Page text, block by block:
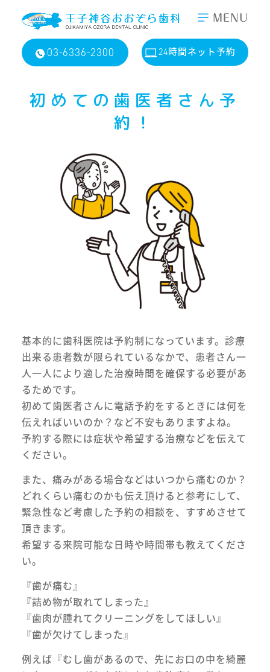
MENU
03-6336-2300 24時間ネット予約
初めての歯医者さん予
約！
基本的に歯科医院は予約制になっています。診療
出来る患者数が限られているなかで、患者さん一
人一人により適した治療時間を確保する必要があ
るためです。
初めて歯医者さんに電話予約をするときには何を
伝えればいいのか？など不安もありますよね。
予約する際には症状や希望する治療などを伝えて
ください。
また、痛みがある場合などはいつから痛むのか？
どれくらい痛むのかも伝え頂けると参考にして、
緊急性など考慮した予約の相談を、すすめさせて
頂きます。
希望する来院可能な日時や時間帯も教えてくださ
い。
『歯が痛む』
『詰め物が取れてしまった』
『歯肉が腫れてクリーニングをしてほしい』
『歯が欠けてしまった』
例えば『むし歯があるので、先にお口の中を綺麗